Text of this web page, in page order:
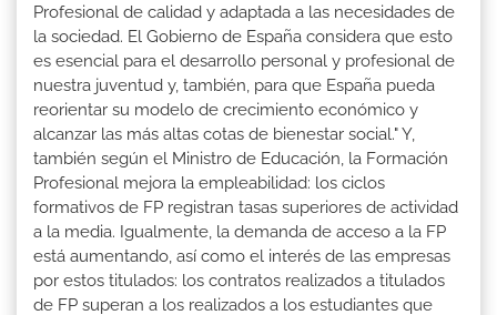
Profesional de calidad y adaptada a las necesidades de
la sociedad. El Gobierno de España considera que esto
es esencial para el desarrollo personal y profesional de
nuestra juventud y, también, para que España pueda
reorientar su modelo de crecimiento económico y
alcanzar las más altas cotas de bienestar social." Y,
también según el Ministro de Educación, la Formación
Profesional mejora la empleabilidad: los ciclos
formativos de FP registran tasas superiores de actividad
a la media. Igualmente, la demanda de acceso a la FP
está aumentando, así como el interés de las empresas
por estos titulados: los contratos realizados a titulados
de FP superan a los realizados a los estudiantes que